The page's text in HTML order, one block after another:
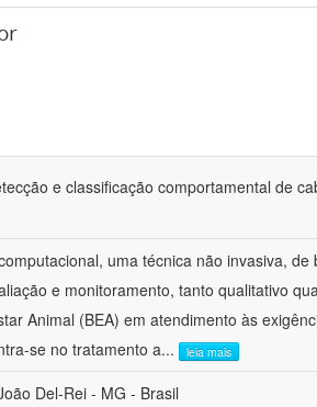
e classificação comportamental de
uma técnica não invasiva, de
e monitoramento, tanto qualitativo
Animal (BEA) em atendimento às
se no tratamento a... leia mais
Del-Rei - MG - Brasil